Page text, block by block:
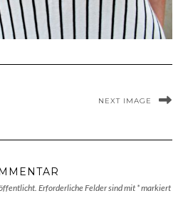
NEXT IMAGE
Erforderliche Felder sind mit *markiert